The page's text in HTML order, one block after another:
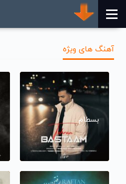
آهنگ های ویژه
بسطام